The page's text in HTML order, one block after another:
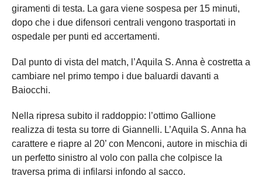
giramenti di testa. La gara viene sospesa per 15 minuti,
dopo che i due difensori centrali vengono trasportati in
ospedale per punti ed accertamenti.
Dal punto di vista del match, l’Aquila S. Anna è costretta a
cambiare nel primo tempo i due baluardi davanti a
Baiocchi.
Nella ripresa subito il raddoppio: l’ottimo Gallione
realizza di testa su torre di Giannelli. L’Aquila S. Anna ha
carattere e riapre al 20’ con Menconi, autore in mischia di
un perfetto sinistro al volo con palla che colpisce la
traversa prima di infilarsi infondo al sacco.